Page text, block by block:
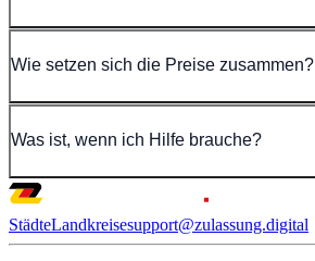
Wie setzen sich die Preise zusammen?
Was ist, wenn ich Hilfe brauche?
StädteLandkreisesupport@zulassung.digital